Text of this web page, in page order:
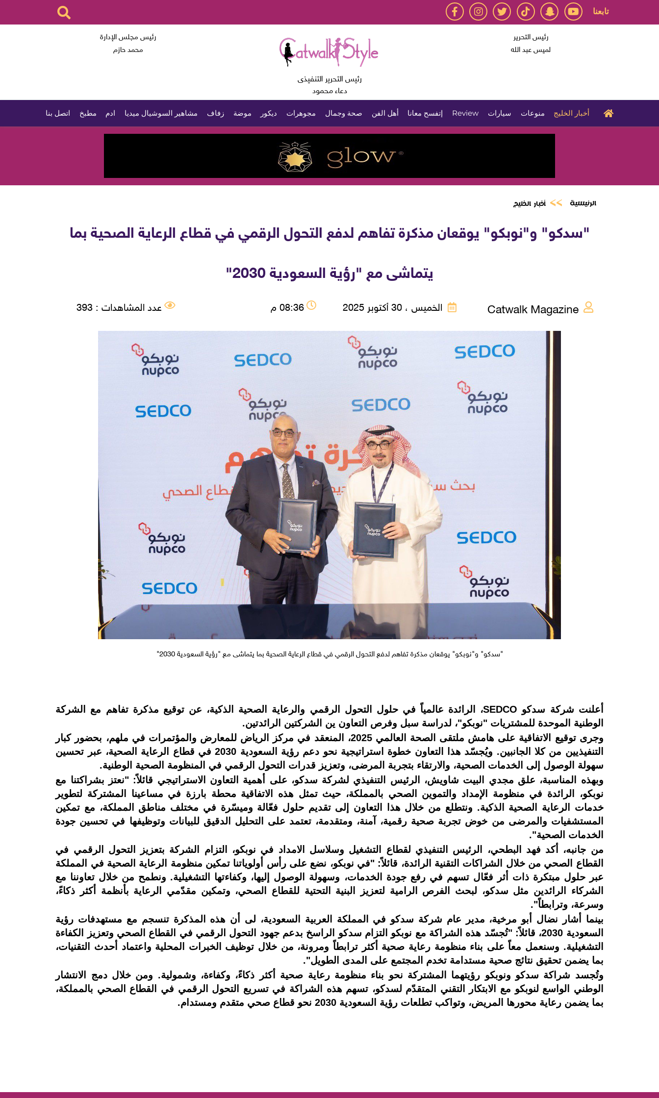
تابعنا
رئيس التحرير
لميس عبد الله
رئيس التحرير التنفيذى
دعاء محمود
رئيس مجلس الإدارة
محمد حازم
أخبار الخليج منوعات سيارات Review إتفسح معانا أهل الفن صحة وجمال مجوهرات ديكور موضة زفاف مشاهير السوشيال ميديا ادم مطبخ اتصل بنا
الرئيسية أخبار الخليج
"سدكو" و"نوبكو" يوقعان مذكرة تفاهم لدفع التحول الرقمي في قطاع الرعاية الصحية بما
يتماشى مع "رؤية السعودية 2030"
Catwalk Magazine الخميس ، 30 أكتوبر 2025 08:36 م عدد المشاهدات : 393
"سدكو" و"نوبكو" يوقعان مذكرة تفاهم لدفع التحول الرقمي في قطاع الرعاية الصحية بما يتماشى مع "رؤية السعودية 2030"
أعلنت شركة سدكو SEDCO، الرائدة عالمياً في حلول التحول الرقمي والرعاية الصحية الذكية، عن توقيع مذكرة تفاهم مع الشركة
الوطنية الموحدة للمشتريات "نوبكو"، لدراسة سبل وفرص التعاون ين الشركتين الرائدتين.
وجرى توقيع الاتفاقية على هامش ملتقى الصحة العالمي 2025، المنعقد في مركز الرياض للمعارض والمؤتمرات في ملهم، بحضور كبار
التنفيذيين من كلا الجانبين. ويُجسّد هذا التعاون خطوة استراتيجية نحو دعم رؤية السعودية 2030 في قطاع الرعاية الصحية، عبر تحسين
سهولة الوصول إلى الخدمات الصحية، والارتقاء بتجربة المرضى، وتعزيز قدرات التحول الرقمي في المنظومة الصحية الوطنية.
وبهذه المناسبة، علق مجدي البيت شاويش، الرئيس التنفيذي لشركة سدكو، على أهمية التعاون الاستراتيجي قائلاً: "نعتز بشراكتنا مع
نوبكو، الرائدة في منظومة الإمداد والتموين الصحي بالمملكة، حيث تمثل هذه الاتفاقية محطة بارزة في مساعينا المشتركة لتطوير
خدمات الرعاية الصحية الذكية. ونتطلع من خلال هذا التعاون إلى تقديم حلول فعّالة وميسّرة في مختلف مناطق المملكة، مع تمكين
المستشفيات والمرضى من خوض تجربة صحية رقمية، آمنة، ومتقدمة، تعتمد على التحليل الدقيق للبيانات وتوظيفها في تحسين جودة
الخدمات الصحية".
من جانبه، أكد فهد البطحي، الرئيس التنفيذي لقطاع التشغيل وسلاسل الامداد في نوبكو، التزام الشركة بتعزيز التحول الرقمي في
القطاع الصحي من خلال الشراكات التقنية الرائدة، قائلاً: "في نوبكو، نضع على رأس أولوياتنا تمكين منظومة الرعاية الصحية في المملكة
عبر حلول مبتكرة ذات أثر فعّال تسهم في رفع جودة الخدمات، وسهولة الوصول إليها، وكفاءتها التشغيلية. ونطمح من خلال تعاوننا مع
الشركاء الرائدين مثل سدكو، لبحث الفرص الرامية لتعزيز البنية التحتية للقطاع الصحي، وتمكين مقدّمي الرعاية بأنظمة أكثر ذكاءً،
وسرعة، وترابطاً".
بينما أشار نضال أبو مرخية، مدير عام شركة سدكو في المملكة العربية السعودية، لى أن هذه المذكرة تنسجم مع مستهدفات رؤية
السعودية 2030، قائلاً: "تُجسّد هذه الشراكة مع نوبكو التزام سدكو الراسخ بدعم جهود التحول الرقمي في القطاع الصحي وتعزيز الكفاءة
التشغيلية. وسنعمل معاً على بناء منظومة رعاية صحية أكثر ترابطاً ومرونة، من خلال توظيف الخبرات المحلية واعتماد أحدث التقنيات،
بما يضمن تحقيق نتائج صحية مستدامة تخدم المجتمع على المدى الطويل".
وتُجسد شراكة سدكو ونوبكو رؤيتهما المشتركة نحو بناء منظومة رعاية صحية أكثر ذكاءً، وكفاءة، وشمولية. ومن خلال دمج الانتشار
الوطني الواسع لنوبكو مع الابتكار التقني المتقدّم لسدكو، تسهم هذه الشراكة في تسريع التحول الرقمي في القطاع الصحي بالمملكة،
بما يضمن رعاية محورها المريض، وتواكب تطلعات رؤية السعودية 2030 نحو قطاع صحي متقدم ومستدام.